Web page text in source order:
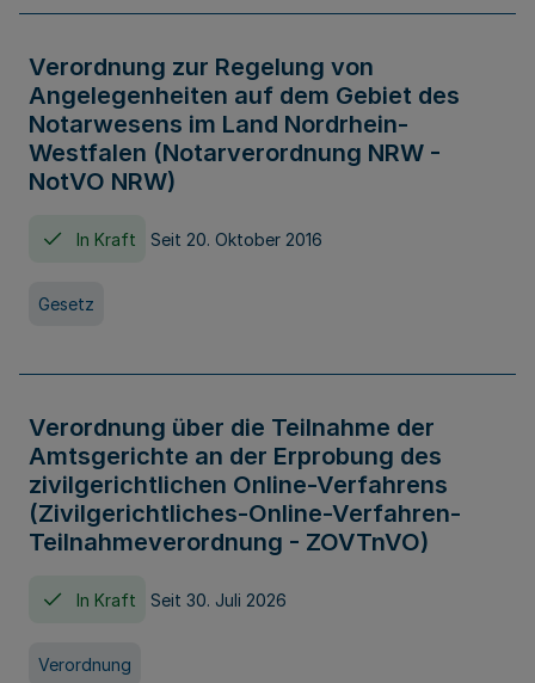
Verordnung zur Regelung von
Angelegenheiten auf dem Gebiet des
Notarwesens im Land Nordrhein-
Westfalen (Notarverordnung NRW -
NotVO NRW)
In Kraft Seit 20. Oktober 2016
Gesetz
Verordnung über die Teilnahme der
Amtsgerichte an der Erprobung des
zivilgerichtlichen Online-Verfahrens
(Zivilgerichtliches-Online-Verfahren-
Teilnahmeverordnung - ZOVTnVO)
In Kraft Seit 30. Juli 2026
Verordnung